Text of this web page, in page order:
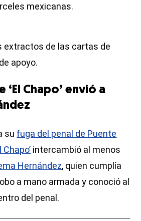
mexicanas.
extractos de las cartas de
apoyo.
‘El Chapo’ envió a
su fuga del penal de Puente
intercambió al menos
Hernández, quien cumplía
a mano armada y conoció al
del penal.